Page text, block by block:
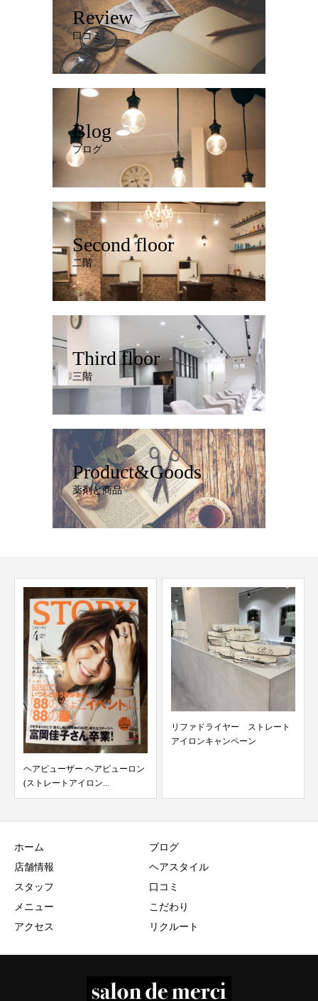
Review
口コミ
Blog
ブログ
Second floor
二階
Third floor
三階
Product&Goods
薬剤と商品
ロン
リファドライヤー ストレート
アイロンキャンペーン
手ぐしだけの簡単スタイル
ホーム
店舗情報
スタッフ
メニュー
アクセス
ブログ
ヘアスタイル
口コミ
こだわり
リクルート